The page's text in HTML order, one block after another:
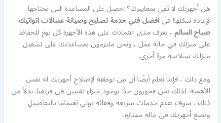
هل أجهزتك لا تفي بمعاييرك؟ احصل على المساعدة التي تحتاجها
لإعادة شكلها! فيافضل فني خدمة تصليح وصيانة غسالات اتواتيك
صباح السالم ، نعرف مدى اعتمادك على هذه الأجهزة كل يوم للحفاظ
على منزلك في حالة عمل ، ونحن ملتزمون بمساعدتك على تشغيل
منزلك بسلاسة مرة أخرى.
ومع ذلك ، فإننا نعلم أيضًا أن من توظفه لإصلاح أجهزتك له نفس
الأهمية. لذلك نحن فخورون جدًا بوجود خبراء تقنيين في فريقنا. بدلاً من
ذلك ، سوف نقدم خدمات سريعة وفعالة تولي اهتمامًا بالتفاصيل
وتضع أجهزتك في حالة ممتازة.